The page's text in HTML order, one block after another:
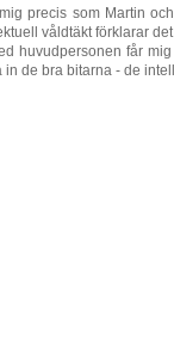
precis som Martin
våldtäkt förklarar
huvudpersonen får
in de bra bitarna - de